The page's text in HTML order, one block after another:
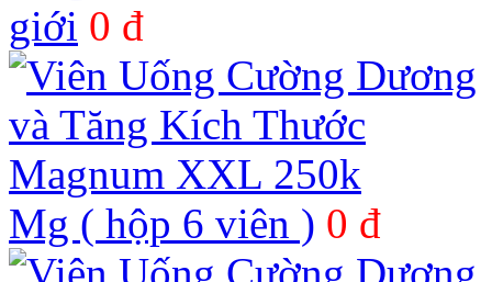
giới 0 đ
Mg ( hộp 6 viên ) 0 đ